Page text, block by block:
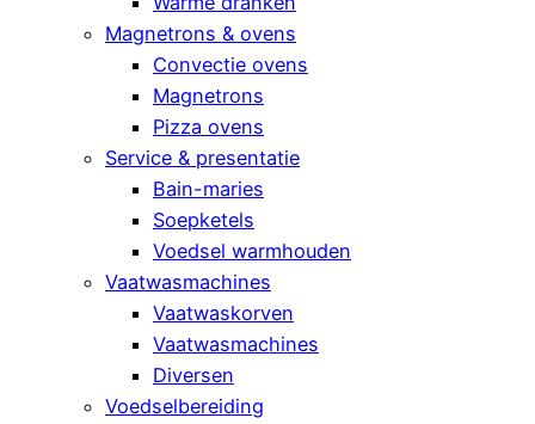
Magnetrons & ovens
Convectie ovens
Magnetrons
Pizza ovens
Service & presentatie
Bain-maries
Soepketels
Voedsel warmhouden
Vaatwasmachines
Vaatwaskorven
Vaatwasmachines
Diversen
Voedselbereiding